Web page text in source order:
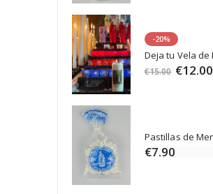
-20%
€15.00 €12.00
€7.90